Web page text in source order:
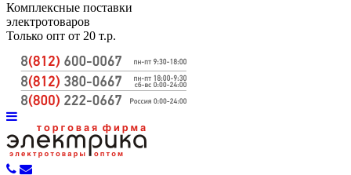
Комплексные поставки
электротоваров
Только опт от 20 т.р.